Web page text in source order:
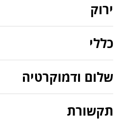
ירוק
כללי
שלום ודמוקרטיה
תקשורת